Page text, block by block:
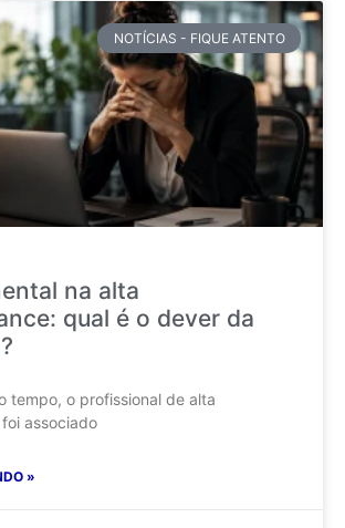
NOTÍCIAS - FIQUE ATENTO
na alta
qual é o dever da
tempo, o profissional de alta
associado
»